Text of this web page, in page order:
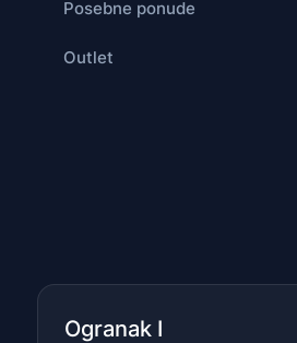
Posebne ponude
Outlet
Ogranak I